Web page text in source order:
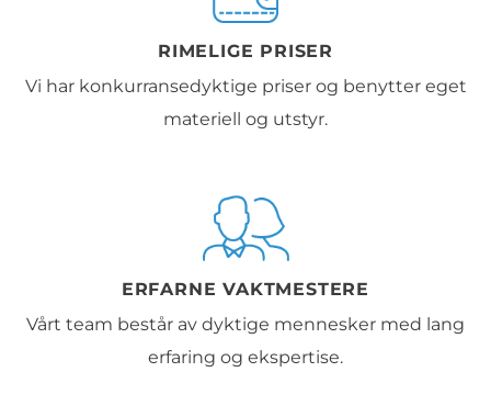
RIMELIGE PRISER
Vi har konkurransedyktige priser og benytter eget
materiell og utstyr.
ERFARNE VAKTMESTERE
Vårt team består av dyktige mennesker med lang
erfaring og ekspertise.